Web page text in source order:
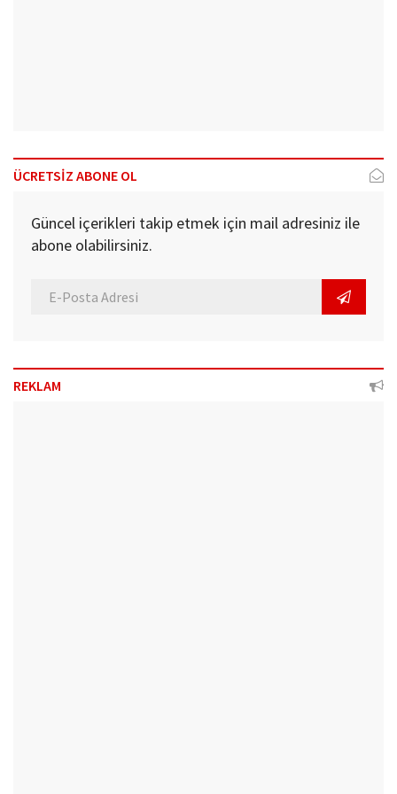
ÜCRETSİZ ABONE OL
Güncel içerikleri takip etmek için mail adresiniz ile
abone olabilirsiniz.
REKLAM